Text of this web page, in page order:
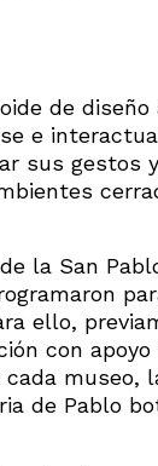
de diseño
e
sus gestos
la San
ello,
con apoyo
museo,
de Pablo